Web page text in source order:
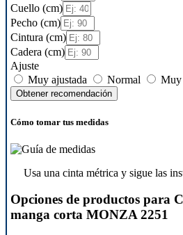
Cuello (cm)
Pecho (cm)
Cintura (cm)
Cadera (cm)
Ajuste
Muy ajustada
Normal Muy
Obtener recomendación
Cómo tomar tus medidas
Usa una cinta métrica y sigue las
Opciones de productos para
manga corta MONZA 2251